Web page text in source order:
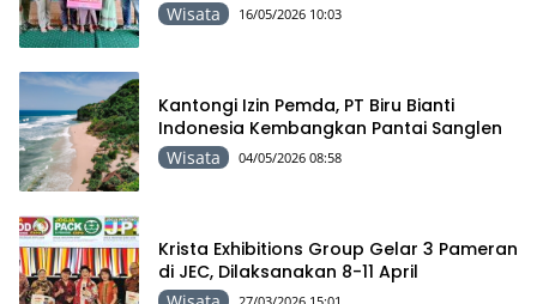
Wisata 16/05/2026 10:03
Kantongi Izin Pemda, PT Biru Bianti
Indonesia Kembangkan Pantai Sanglen
Wisata 04/05/2026 08:58
Krista Exhibitions Group Gelar 3 Pameran
di JEC, Dilaksanakan 8-11 April